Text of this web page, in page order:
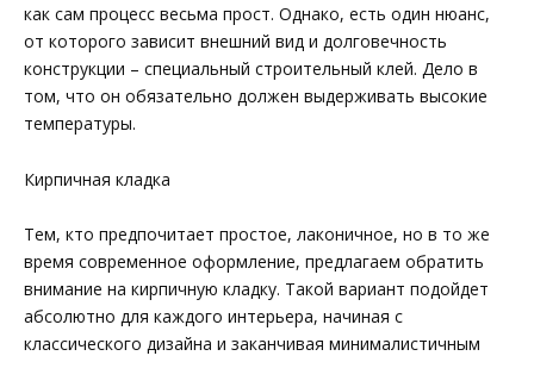
как сам процесс весьма прост. Однако, есть один нюанс,
от которого зависит внешний вид и долговечность
конструкции – специальный строительный клей. Дело в
том, что он обязательно должен выдерживать высокие
температуры.
Кирпичная кладка
Тем, кто предпочитает простое, лаконичное, но в то же
время современное оформление, предлагаем обратить
внимание на кирпичную кладку. Такой вариант подойдет
абсолютно для каждого интерьера, начиная с
классического дизайна и заканчивая минималистичным